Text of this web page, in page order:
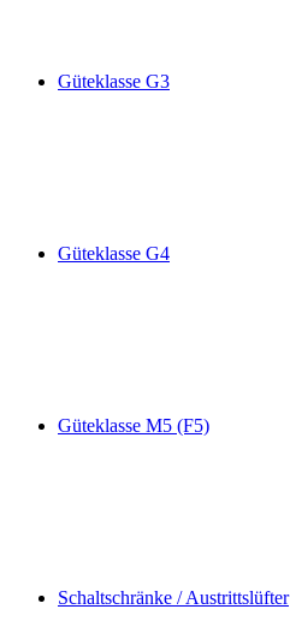
Güteklasse G3
Güteklasse G4
Güteklasse M5 (F5)
Schaltschränke / Austrittslüfter